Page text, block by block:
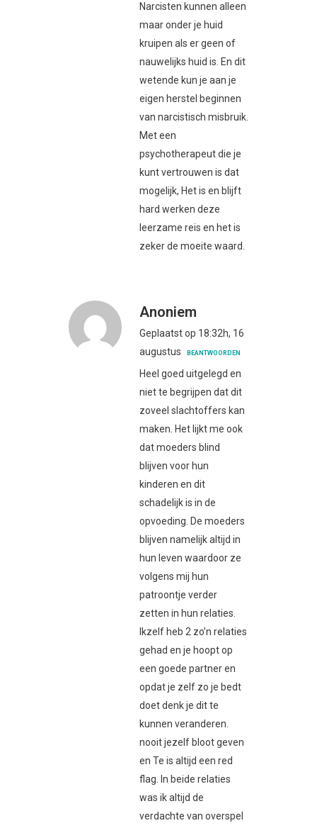
Narcisten kunnen alleen
maar onder je huid
kruipen als er geen of
nauwelijks huid is. En dit
wetende kun je aan je
eigen herstel beginnen
van narcistisch misbruik.
Met een
psychotherapeut die je
kunt vertrouwen is dat
mogelijk, Het is en blijft
hard werken deze
leerzame reis en het is
zeker de moeite waard.
Anoniem
Geplaatst op 18:32h, 16
augustus
BEANTWOORDEN
Heel goed uitgelegd en
niet te begrijpen dat dit
zoveel slachtoffers kan
maken. Het lijkt me ook
dat moeders blind
blijven voor hun
kinderen en dit
schadelijk is in de
opvoeding. De moeders
blijven namelijk altijd in
hun leven waardoor ze
volgens mij hun
patroontje verder
zetten in hun relaties.
Ikzelf heb 2 zo’n relaties
gehad en je hoopt op
een goede partner en
opdat je zelf zo je bedt
doet denk je dit te
kunnen veranderen.
nooit jezelf bloot geven
en Te is altijd een red
flag. In beide relaties
was ik altijd de
verdachte van overspel